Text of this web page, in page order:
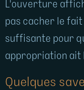
L'ouverture
pas cacher le
suffisante pour
appropriation ait
Quelques